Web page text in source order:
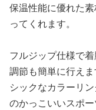
保温性能に優れた
ってくれます。
フルジップ仕様で
調節も簡単に行えま
シックなカラーリ
のかっこいいスポ